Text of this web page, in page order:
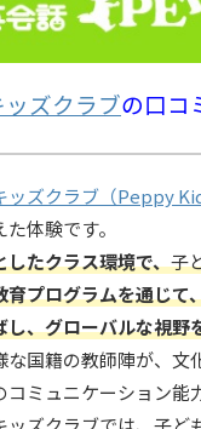
ズクラブの口コ
ッズクラブ（Peppy
体験です。
したクラス環境で、子
育プログラムを通じて
し、グローバルな視野
な国籍の教師陣が、
コミュニケーション能